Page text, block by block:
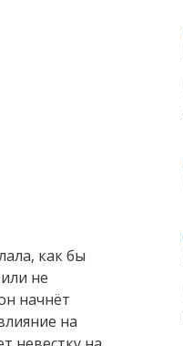
как бы
не
начнёт
на